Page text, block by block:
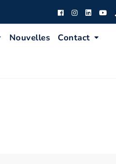
Nouvelles Contact